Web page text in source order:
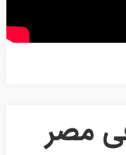
فی مصر